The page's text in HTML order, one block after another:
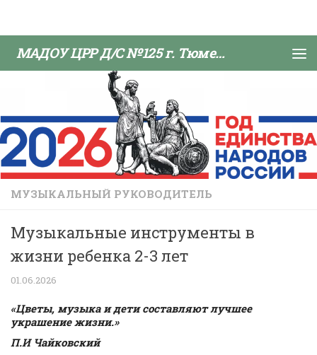
МАДОУ ЦРР Д/С №125 г. Тюмени
МУЗЫКАЛЬНЫЙ РУКОВОДИТЕЛЬ
Музыкальные инструменты в
жизни ребенка 2-3 лет
01.06.2026
«Цветы, музыка и дети составляют лучшее
украшение жизни.»
П.И Чайковский